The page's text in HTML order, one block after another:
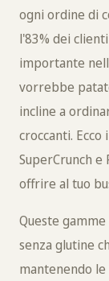
ogni ordine di
l'83% dei
importante
vorrebbe
incline a
croccanti.
SuperCrunch e
offrire al tuo
Queste
senza glutine
mantenendo